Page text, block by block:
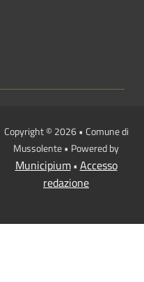
Copyright © 2026 • Comune di
Mussolente • Powered by
Municipium• Accesso
redazione